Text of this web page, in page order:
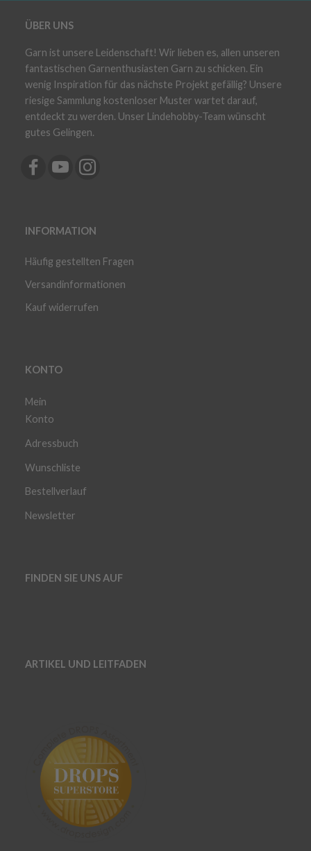
ÜBER UNS
Garn ist unsere Leidenschaft! Wir lieben es, allen unseren
fantastischen Garnenthusiasten Garn zu schicken. Ein
wenig Inspiration für das nächste Projekt gefällig? Unsere
riesige Sammlung kostenloser Muster wartet darauf,
entdeckt zu werden. Unser Lindehobby-Team wünscht
gutes Gelingen.
INFORMATION
Häufig gestellten Fragen
Versandinformationen
Kauf widerrufen
KONTO
Mein
Konto
Adressbuch
Wunschliste
Bestellverlauf
Newsletter
FINDEN SIE UNS AUF
ARTIKEL UND LEITFADEN